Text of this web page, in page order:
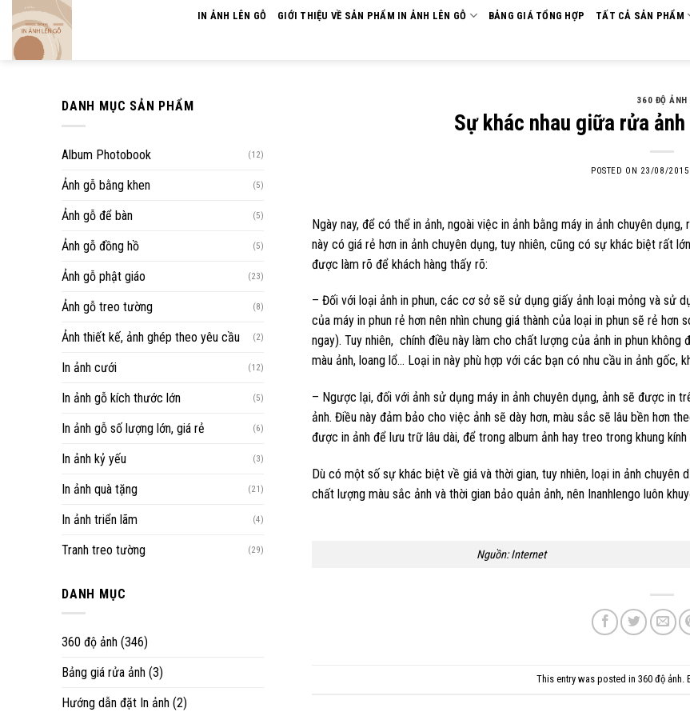
Skip
content
IN ẢNH LÊN GỖ GIỚI THIỆU VỀ SẢN PHẨM IN ẢNH LÊN GỖ BẢNG GIÁ TỔNG HỢP TẤT CẢ SẢN PHẨM
DANH MỤC SẢN PHẨM
Album Photobook (12)
Ảnh gỗ bằng khen (5)
Ảnh gỗ để bàn (5)
Ảnh gỗ đồng hồ (5)
Ảnh gỗ phật giáo (23)
Ảnh gỗ treo tường (8)
Ảnh thiết kế, ảnh ghép theo yêu cầu (2)
In ảnh cưới (12)
In ảnh gỗ kích thước lớn (5)
In ảnh gỗ số lượng lớn, giá rẻ (6)
In ảnh kỷ yếu (3)
In ảnh quà tặng (21)
In ảnh triển lãm (4)
Tranh treo tường (29)
DANH MỤC
360 độ ảnh (346)
Bảng giá rửa ảnh (3)
Hướng dẫn đặt In ảnh (2)
360 ĐỘ ẢNH
Sự khác nhau giữa rửa
POSTED ON 23/08/2015
Ngày nay, để có thể in ảnh, ngoài việc in ảnh bằng máy in ảnh chuyên
này có giá rẻ hơn in ảnh chuyên dụng, tuy nhiên, cũng có sự khác biệt rất
được làm rõ để khách hàng thấy rõ:
– Đối với loại ảnh in phun, các cơ sở sẽ sử dụng giấy ảnh loại mỏng và sử
của máy in phun rẻ hơn nên nhìn chung giá thành của loại in phun sẽ rẻ
ngay). Tuy nhiên, chính điều này làm cho chất lượng của ảnh in phun
màu ảnh, loang lổ… Loại in này phù hợp với các bạn có nhu cầu in ảnh gốc,
– Ngược lại, đối với ảnh sử dụng máy in ảnh chuyên dụng, ảnh sẽ được in
ảnh. Điều này đảm bảo cho việc ảnh sẽ dày hơn, màu sắc sẽ lâu bền hơn
được in ảnh để lưu trữ lâu dài, để trong album ảnh hay treo trong khung
Dù có một số sự khác biệt về giá và thời gian, tuy nhiên, loại in ảnh
chất lượng màu sắc ảnh và thời gian bảo quản ảnh, nên Inanhlengo luôn
Nguồn: Internet
This entry was posted in360 độ ảnh